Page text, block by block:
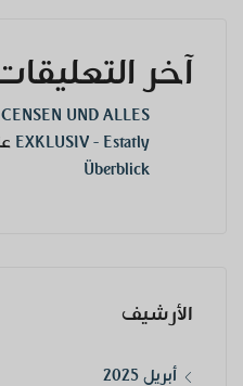
آخر
UND ALLES
EXKLUSIV - Estatly
Überblick
الأرشيف
أبريل 2025